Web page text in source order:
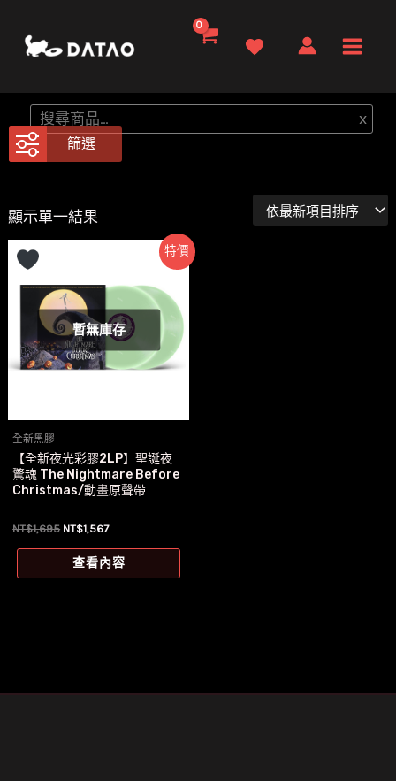
要
內
Menu
搜
尋
x
篩選
顯示單一結果
特價
暫無庫存
全新黑膠
【全新夜光彩膠2LP】聖誕夜
驚魂 The Nightmare Before
Christmas/動畫原聲帶
NT$1,695 原
價
格：
NT$1,567目
價
格：
查看內容